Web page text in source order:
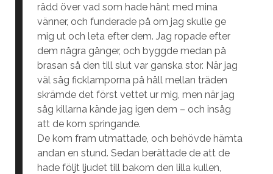
rädd över vad som hade hänt med mina
vänner, och funderade på om jag skulle ge
mig ut och leta efter dem. Jag ropade efter
dem några gånger, och byggde medan på
brasan så den till slut var ganska stor. När jag
väl såg ficklamporna på håll mellan träden
skrämde det först vettet ur mig, men när jag
såg killarna kände jag igen dem – och insåg
att de kom springande.
De kom fram utmattade, och behövde hämta
andan en stund. Sedan berättade de att de
hade följt ljudet till bakom den lilla kullen,